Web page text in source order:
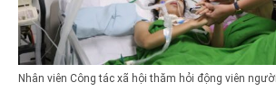
Nhân viên Công tác xã hội thăm hỏi động viên